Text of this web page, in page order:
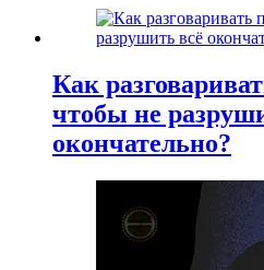
Как
чтобы не
окончательно?